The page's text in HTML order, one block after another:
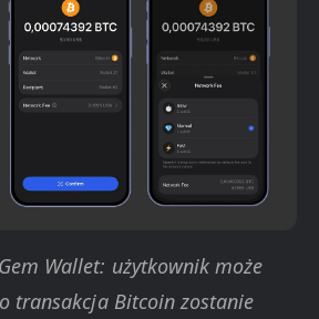
Wallet: użytkownik może
transakcja Bitcoin zostanie